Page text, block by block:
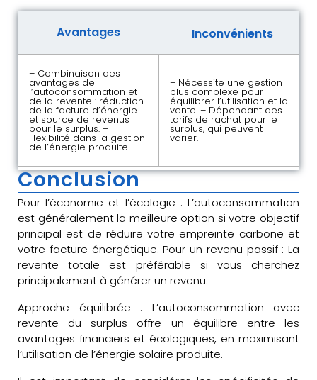
Avantages Inconvénients
– Combinaison des
avantages de
l’autoconsommation et
de la revente : réduction
de la facture d’énergie
et source de revenus
pour le surplus. –
Flexibilité dans la gestion
de l’énergie produite.
– Nécessite une gestion
plus complexe pour
équilibrer l’utilisation et la
vente. – Dépendant des
tarifs de rachat pour le
surplus, qui peuvent
varier.
Conclusion
Pour l’économie et l’écologie : L’autoconsommation
est généralement la meilleure option si votre objectif
principal est de réduire votre empreinte carbone et
votre facture énergétique. Pour un revenu passif : La
revente totale est préférable si vous cherchez
principalement à générer un revenu.
Approche équilibrée : L’autoconsommation avec
revente du surplus offre un équilibre entre les
avantages financiers et écologiques, en maximisant
l’utilisation de l’énergie solaire produite.